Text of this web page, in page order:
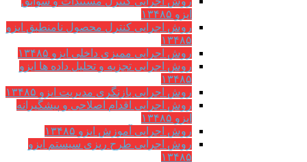
ایزو ۱۳۴۸۵
روش اجرایی کنترل محصول نامنطبق ایزو
۱۳۴۸۵
روش اجرایی ممیزی داخلی ایزو ۱۳۴۸۵
روش اجرایی تجزیه و تحلیل داده ها ایزو
۱۳۴۸۵
روش اجرایی بازنگری مدیریت ایزو ۱۳۴۸۵
روش اجرایی اقدام اصلاحی و پیشگیرانه
ایزو ۱۳۴۸۵
روش اجرایی آموزش ایزو ۱۳۴۸۵
روش اجرایی طرح ریزی سیستم ایزو
۱۳۴۸۵